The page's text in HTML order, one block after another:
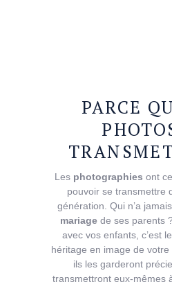
PARCE
Les photographies ont
pouvoir se transmettre
génération. Qui n’a
mariagede ses parents
avec vos enfants, c’est
héritage en image de votre
ils les garderont
transmettront eux-mêmes